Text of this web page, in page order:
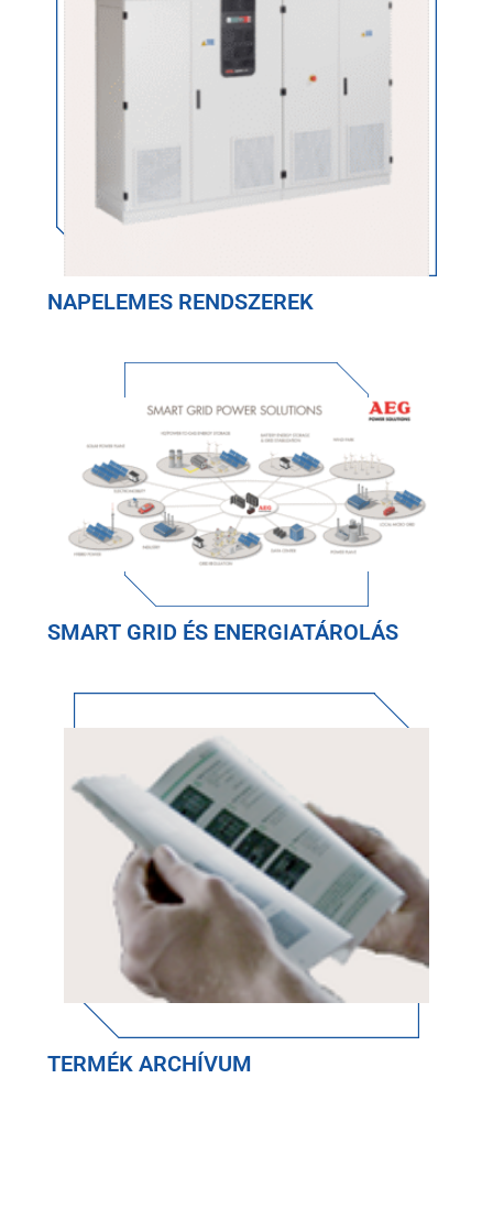
NAPELEMES RENDSZEREK
SMART GRID ÉS ENERGIATÁROLÁS
TERMÉK ARCHÍVUM